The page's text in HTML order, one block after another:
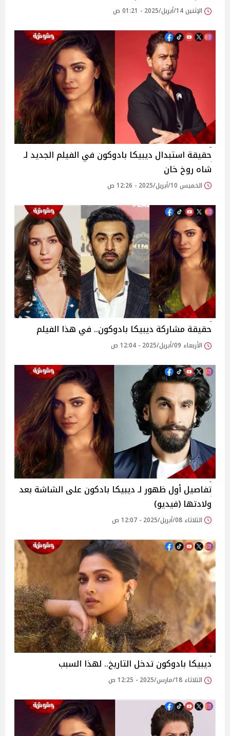
الإثنين 14/أبريل/2025 - 01:21 ص
حقيقة استبدال ديبيكا بادوكون في الفيلم الجديد لـ
شاه روخ خان
الخميس 10/أبريل/2025 - 12:26 ص
حقيقة مشاركة ديبيكا بادوكون.. في هذا الفيلم
الأربعاء 09/أبريل/2025 - 12:04 ص
تفاصيل أول ظهور لـ ديبيكا بادكون على الشاشة بعد
ولادتها (فيديو)
الثلاثاء 08/أبريل/2025 - 12:07 ص
ديبيكا بادوكون تدخل التاريخ.. لهذا السبب
الثلاثاء 18/مارس/2025 - 12:25 ص